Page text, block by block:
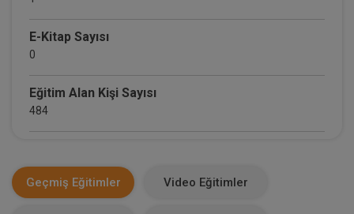
E-Kitap Sayısı
0
Eğitim Alan Kişi Sayısı
484
0
Geçmiş Eğitimler Video Eğitimler